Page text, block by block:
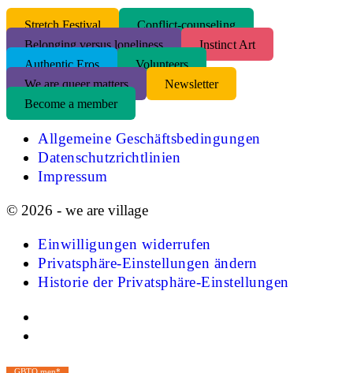
Stretch Festival
Conflict-counseling
Belonging versus loneliness
Instinct Art
Authentic Eros
Volunteers
We are queer matters
Newsletter
Become a member
Allgemeine Geschäftsbedingungen
Datenschutzrichtlinien
Impressum
© 2026 - we are village
Einwilligungen widerrufen
Privatsphäre-Einstellungen ändern
Historie der Privatsphäre-Einstellungen